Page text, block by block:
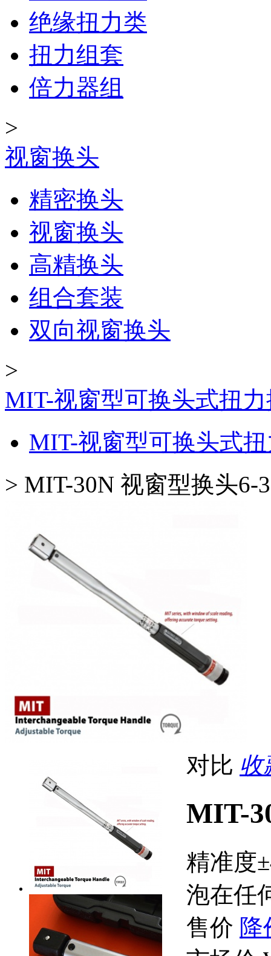
绝缘扭力类
扭力组套
倍力器组
>
视窗换头
精密换头
视窗换头
高精换头
组合套装
双向视窗换头
>
MIT-视窗型可换头式扭
MIT-视窗型可换头式
> MIT-30N 视窗型换头6-
对比 收
MIT-
精准度
泡在任
售价 降